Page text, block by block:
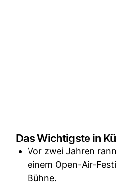
Das Wichtigste in
Vor zwei Jahren
einem Open-Air-
Bühne.